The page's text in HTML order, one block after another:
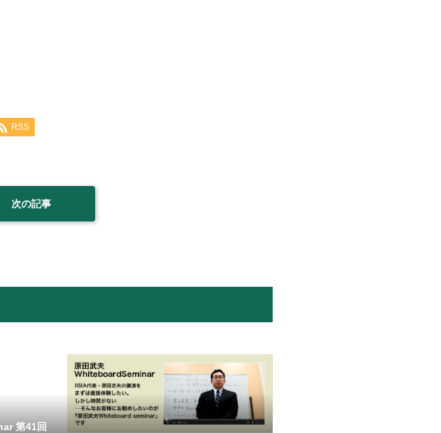
RSS
次の記事
第41回